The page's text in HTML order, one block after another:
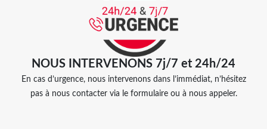
NOUS INTERVENONS 7j/7 et 24h/24
En cas d’urgence, nous intervenons dans l’immédiat, n’hésitez
pas à nous contacter via le formulaire ou à nous appeler.